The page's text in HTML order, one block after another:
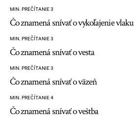
MIN. PREČÍTANIE 3
Čo znamená snívať o vykoľajenie vlaku
MIN. PREČÍTANIE 3
Čo znamená snívať o vesta
MIN. PREČÍTANIE 3
Čo znamená snívať o väzeň
MIN. PREČÍTANIE 4
Čo znamená snívať o veštba